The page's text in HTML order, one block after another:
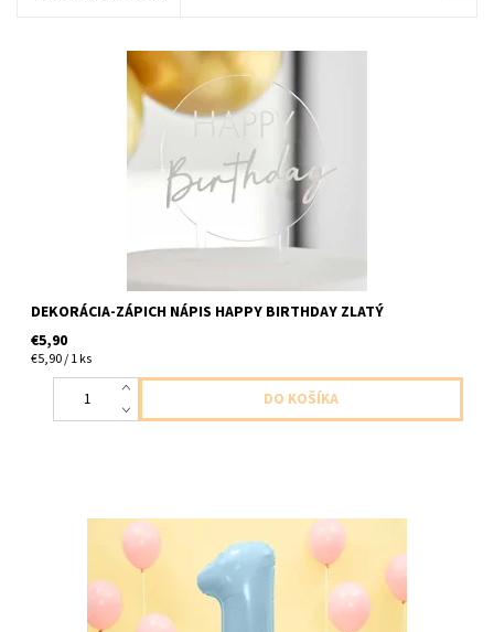
plastový zápich biely stastne narodeniny 1ks v baleni velkost
DEKORÁCIA-ZÁPICH NÁPIS HAPPY BIRTHDAY ZLATÝ
€5,90
€5,90 / 1 ks
Fóliový balón cislo ,,1,, bledomodrý matny 1ks v baleni velkost
cca 86cm dodavame nenafukany